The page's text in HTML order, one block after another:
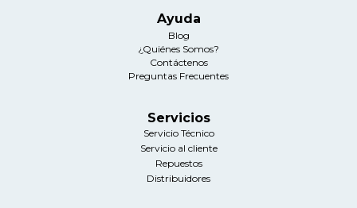
Ayuda
Blog
¿Quiénes Somos?
Contáctenos
Preguntas Frecuentes
Servicios
Servicio Técnico
Servicio al cliente
Repuestos
Distribuidores